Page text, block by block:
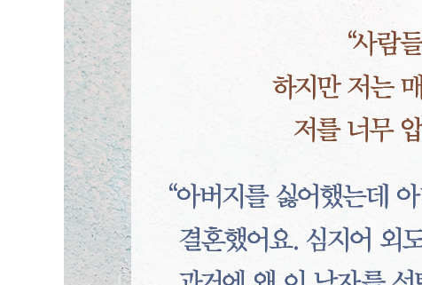
나를 소외시키지 말 것
잃어야 할 것은 잃어야 한다
4장 더 이상 아프지 않다 _ 애도 이후
너는 내가 될 수 없다
수없이 잃어버리고 마침내 찾은 것
나를 위한 책임감 있는 선택
매일 미워하고, 매일 사랑하다
나를 소외시키지 않는 삶